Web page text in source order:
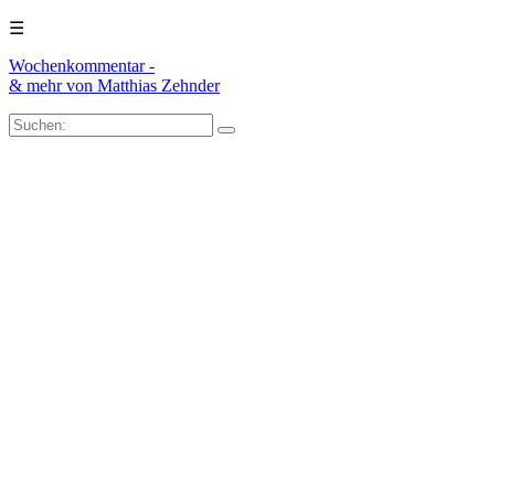
☰
Wochenkommentar -
& mehrvon Matthias Zehnder